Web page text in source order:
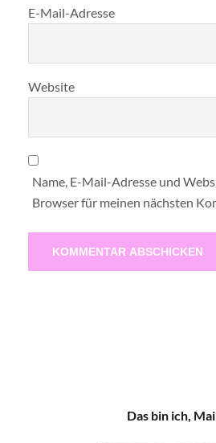
E-Mail-Adresse
Website
Name, E-Mail-Adresse und
Browser für meinen nächsten
Das bin ich,